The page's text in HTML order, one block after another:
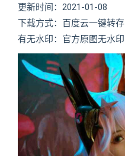
更新时间：2021-01-08
下载方式：百度云一键转存
有无水印：官方原图无水印